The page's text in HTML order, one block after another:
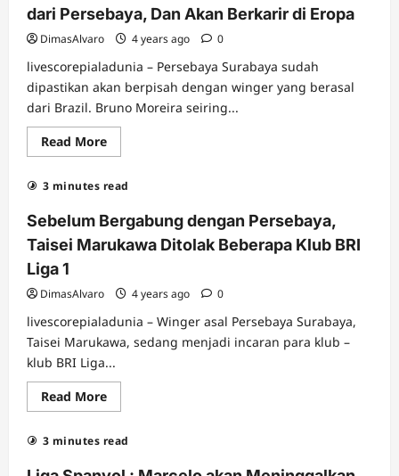
dari Persebaya, Dan Akan Berkarir di Eropa
DimasAlvaro 4 years ago 0
livescorepialadunia – Persebaya Surabaya sudah
dipastikan akan berpisah dengan winger yang berasal
dari Brazil. Bruno Moreira seiring...
Read MoreRead
more
BRI
Liga
Bruno
Moreira
Dipastikan
Pergi
Dan
Akan
Berkarir
di
Eropa
3 minutes read
Sebelum Bergabung dengan Persebaya,
Taisei Marukawa Ditolak Beberapa Klub BRI
Liga 1
DimasAlvaro 4 years ago 0
livescorepialadunia – Winger asal Persebaya Surabaya,
Taisei Marukawa, sedang menjadi incaran para klub –
klub BRI Liga...
Read MoreRead
more
Sebelum
Bergabung
Persebaya,
3 minutes read